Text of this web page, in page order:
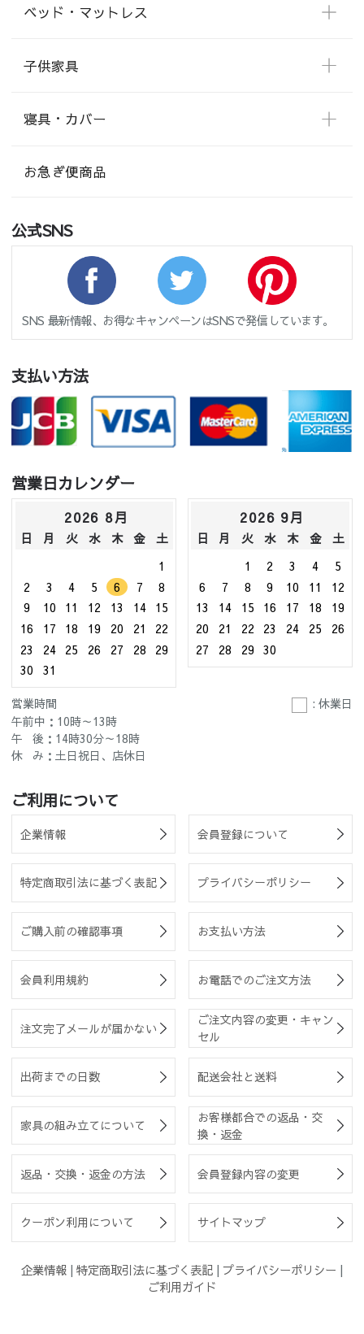
ベッド・マットレス
子供家具
寝具・カバー
お急ぎ便商品
公式SNS
SNS 最新情報、お得なキャンペーンはSNSで発信しています。
支払い方法
営業日カレンダー
2026 8月
日 月 火 水 木 金
土
1
2
3 4 5 6 7
8
9
10 11 12 13 14
15
16
17 18 19 20 21
22
23
24 25 26 27 28
29
30
31
2026 9月
日 月 火 水 木 金
土
1
2 3 4
5
6
7 8 9 10 11
12
13
14 15 16 17 18
19
20
21 22 23 24 25
26
27
28 29 30
営業時間
: 休業日
午前中：10時～13時
午 後：14時30分～18時
休 み：土日祝日、店休日
ご利用について
企業情報 会員登録について
特定商取引法に基づく表記 プライバシーポリシー
ご購入前の確認事項 お支払い方法
会員利用規約 お電話でのご注文方法
注文完了メールが届かない
ご注文内容の変更・キャン
セル
出荷までの日数 配送会社と送料
家具の組み立てについて
お客様都合での返品・交
換・返金
返品・交換・返金の方法 会員登録内容の変更
クーポン利用について サイトマップ
企業情報 | 特定商取引法に基づく表記 | プライバシーポリシー |
ご利用ガイド